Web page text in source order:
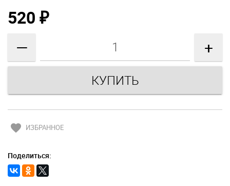
520 ₽
— +
favorite ИЗБРАННОЕ
Поделиться: